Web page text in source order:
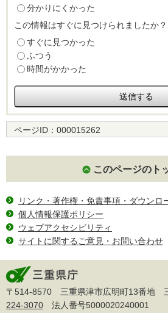
分かりにくかった
この情報はすぐに見つけられましたか？
すぐに見つかった
ふつう
時間がかかった
ページID： 000015262
このページのト
リンク・著作権・免責事項・ダウンロ
個人情報保護ポリシー
ウェブアクセシビリティ
サイトに関するご意見・お問い合わせ
〒514-8570 三重県津市広明町13番地
224-3070 法人番号5000020240001